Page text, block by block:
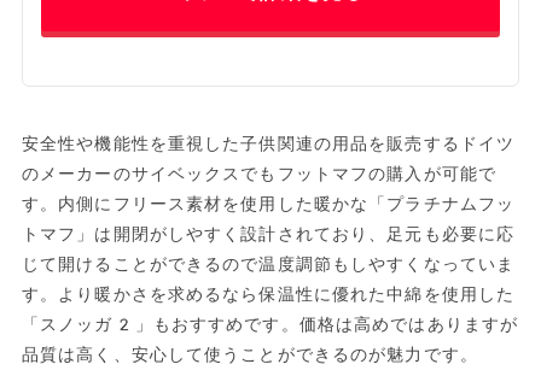
安全性や機能性を重視した子供関連の用品を販売するドイツ
のメーカーのサイベックスでもフットマフの購入が可能で
す。内側にフリース素材を使用した暖かな「プラチナムフッ
トマフ」は開閉がしやすく設計されており、足元も必要に応
じて開けることができるので温度調節もしやすくなっていま
す。より暖かさを求めるなら保温性に優れた中綿を使用した
「スノッガ2」もおすすめです。価格は高めではありますが
品質は高く、安心して使うことができるのが魅力です。